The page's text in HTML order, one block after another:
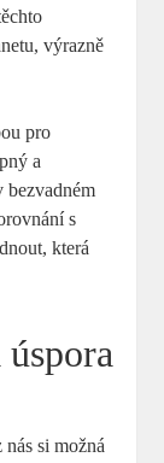
výrazně
pro
a
bezvadném
s
která
si možná